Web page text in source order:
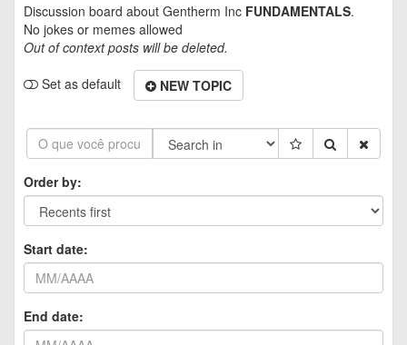
Discussion board about Gentherm Inc FUNDAMENTALS.
No jokes or memes allowed
Out of context posts will be deleted.
Set as default
NEW TOPIC
Order by:
Start date:
End date: